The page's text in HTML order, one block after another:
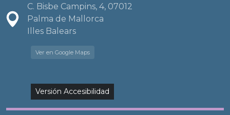
C. Bisbe Campins, 4, 07012
Palma de Mallorca
Illes Balears
Ver en Google Maps
Versión Accesibilidad